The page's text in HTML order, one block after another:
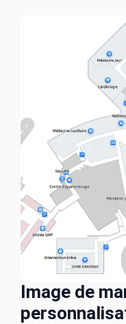
Image de